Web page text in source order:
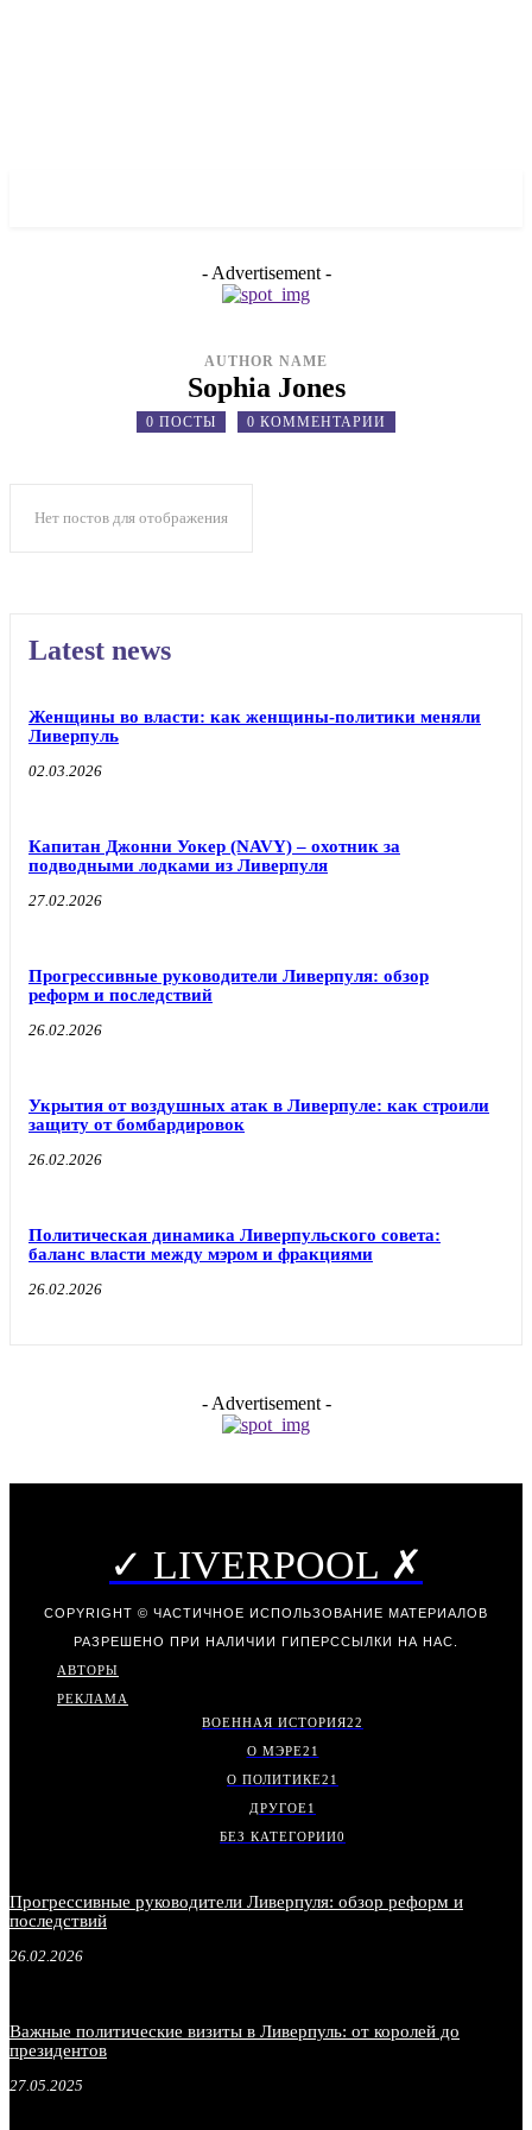
- Advertisement -
AUTHOR NAME
Sophia Jones
0 ПОСТЫ 0 КОММЕНТАРИИ
Нет постов для отображения
Latest news
Женщины во власти: как женщины-политики меняли
Ливерпуль
02.03.2026
Капитан Джонни Уокер (NAVY) – охотник за
подводными лодками из Ливерпуля
27.02.2026
Прогрессивные руководители Ливерпуля: обзор
реформ и последствий
26.02.2026
Укрытия от воздушных атак в Ливерпуле: как строили
защиту от бомбардировок
26.02.2026
Политическая динамика Ливерпульского совета:
баланс власти между мэром и фракциями
26.02.2026
- Advertisement -
✓ LIVERPOOL ✗
COPYRIGHT © ЧАСТИЧНОЕ ИСПОЛЬЗОВАНИЕ МАТЕРИАЛОВ
РАЗРЕШЕНО ПРИ НАЛИЧИИ ГИПЕРССЫЛКИ НА НАС.
АВТОРЫ
РЕКЛАМА
ВОЕННАЯ ИСТОРИЯ22
О МЭРЕ21
О ПОЛИТИКЕ21
ДРУГОЕ1
БЕЗ КАТЕГОРИИ0
Прогрессивные руководители Ливерпуля: обзор реформ и
последствий
26.02.2026
Важные политические визиты в Ливерпуль: от королей до
президентов
27.05.2025